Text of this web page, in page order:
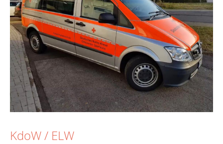
KdoW / ELW